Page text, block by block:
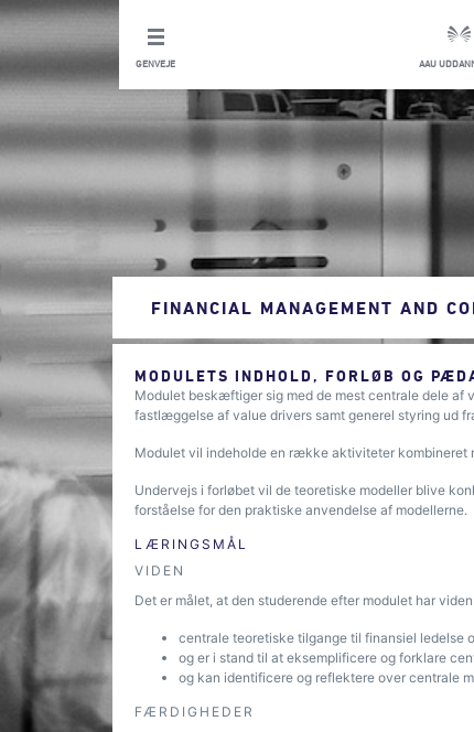
GENVEJE AAU
FINANCIAL MANAGEMENT AND
MODULETS INDHOLD, FORLØB OG
Modulet beskæftiger sig med de mest centrale dele af
fastlæggelse af value drivers samt generel styring ud
Modulet vil indeholde en række aktiviteter kombineret
Undervejs i forløbet vil de teoretiske modeller blive
forståelse for den praktiske anvendelse af modellerne.
LÆRINGSMÅL
VIDEN
Det er målet, at den studerende efter modulet har
centrale teoretiske tilgange til finansiel ledelse
og er i stand til at eksemplificere og forklare
og kan identificere og reflektere over centrale
FÆRDIGHEDER